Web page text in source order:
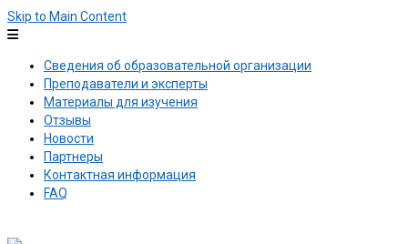
Skip to Main Content
Сведения об образовательной организации
Преподаватели и эксперты
Материалы для изучения
Отзывы
Новости
Партнеры
Контактная информация
FAQ